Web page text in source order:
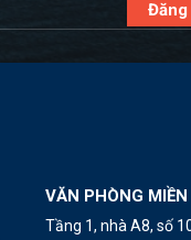
VĂN PHÒNG
Tầng 1, nhà A8, số